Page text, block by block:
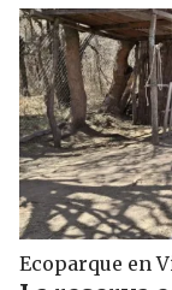
Ecoparque en